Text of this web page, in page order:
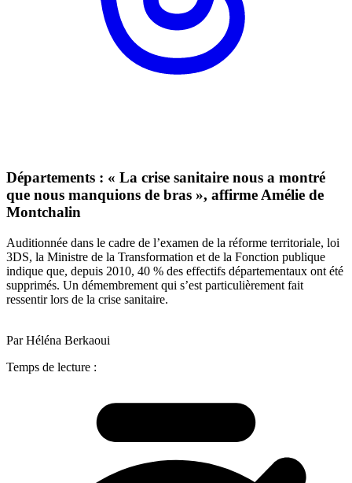
Départements : « La crise sanitaire nous a montré
que nous manquions de bras », affirme Amélie de
Montchalin
Auditionnée dans le cadre de l’examen de la réforme territoriale, loi
3DS, la Ministre de la Transformation et de la Fonction publique
indique que, depuis 2010, 40 % des effectifs départementaux ont été
supprimés. Un démembrement qui s’est particulièrement fait
ressentir lors de la crise sanitaire.
Par Héléna Berkaoui
Temps de lecture :